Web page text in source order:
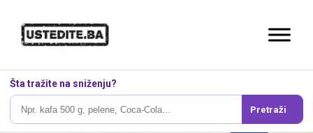
Šta tražite na sniženju?
Pretraži